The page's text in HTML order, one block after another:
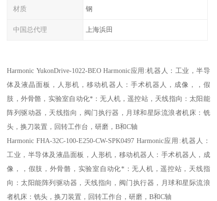
材质 钢
中国总代理 上海浜田
Harmonic YukonDrive-1022-BEO Harmonic应用:机器人：工业，半导
体及液晶面板，人形机，移动机器人：手术机器人，成像，，假
肢，外骨骼，实验室自动化*：无人机，遥控站，天线指向：太阳能
阵列驱动器，天线指向，阀门执行器，月球和星际流浪者机床：铣
头，换刀装置，回转工作台，研磨，B和C轴
Harmonic FHA-32C-100-E250-CW-SPK0497 Harmonic应用:机器人：
工业，半导体及液晶面板，人形机，移动机器人：手术机器人，成
像，，假肢，外骨骼，实验室自动化*：无人机，遥控站，天线指
向：太阳能阵列驱动器，天线指向，阀门执行器，月球和星际流浪
者机床：铣头，换刀装置，回转工作台，研磨，B和C轴